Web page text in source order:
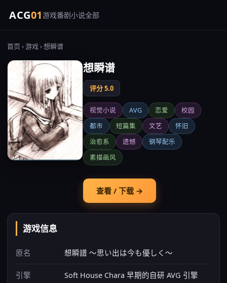
ACG01游戏番剧小说全部
首页 ›游戏› 想瞬谱
想瞬谱
评分 5.0
视觉小说 AVG 恋爱
校园
都市
短篇集 文艺
怀旧
治愈系
遗憾
钢琴配乐
素描画风
查看 / 下载 →
游戏信息
原名 想瞬譜 ～思い出は今も優しく～
引擎 Soft House Chara 早期的自研 AVG 引擎